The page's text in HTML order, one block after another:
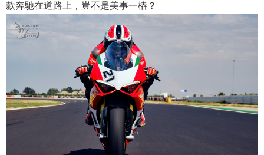
款奔馳在道路上，豈不是美事一樁？